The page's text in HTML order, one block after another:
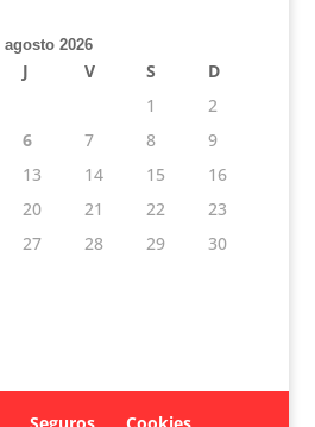
agosto 2026
J V S
D
1
2
6 7 8
9
13 14 15
16
20 21 22
23
27 28 29
30